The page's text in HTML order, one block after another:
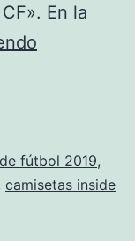
En la
fútbol 2019,
camisetas inside